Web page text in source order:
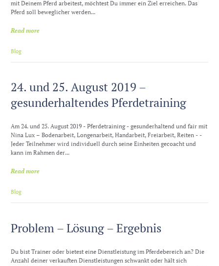
mit Deinem Pferd arbeitest, möchtest Du immer ein Ziel erreichen. Das
Pferd soll beweglicher werden...
Read more
Blog
24. und 25. August 2019 –
gesunderhaltendes Pferdetraining
Am 24. und 25. August 2019 - Pferdetraining - gesunderhaltend und fair mit
Nina Lux – Bodenarbeit, Longenarbeit, Handarbeit, Freiarbeit, Reiten - -
Jeder Teilnehmer wird individuell durch seine Einheiten gecoacht und
kann im Rahmen der...
Read more
Blog
Problem – Lösung – Ergebnis
Du bist Trainer oder bietest eine Dienstleistung im Pferdebereich an? Die
Anzahl deiner verkauften Dienstleistungen schwankt oder hält sich